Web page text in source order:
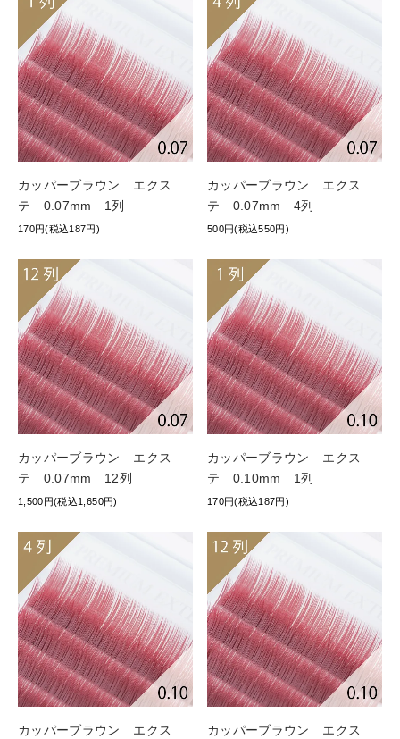
カッパーブラウン エクス
テ 0.07mm 1列
170円(税込187円)
カッパーブラウン エクス
テ 0.07mm 4列
500円(税込550円)
カッパーブラウン エクス
テ 0.07mm 12列
1,500円(税込1,650円)
カッパーブラウン エクス
テ 0.10mm 1列
170円(税込187円)
カッパーブラウン エクス
カッパーブラウン エクス